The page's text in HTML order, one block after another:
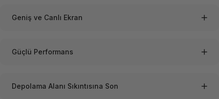
Geniş ve Canlı Ekran
Güçlü Performans
Depolama Alanı Sıkıntısına Son